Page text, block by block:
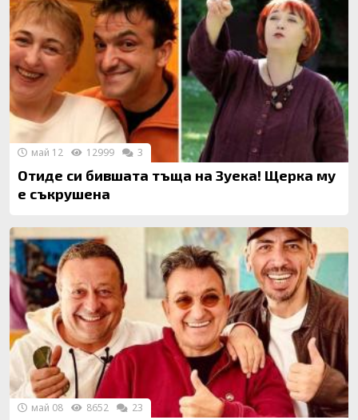
Отиде си бившата тъща на Зуека! Щерка му
е съкрушена
май 12 12999 3
май 08 8652 23